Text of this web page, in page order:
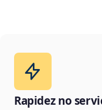
Rapidez no